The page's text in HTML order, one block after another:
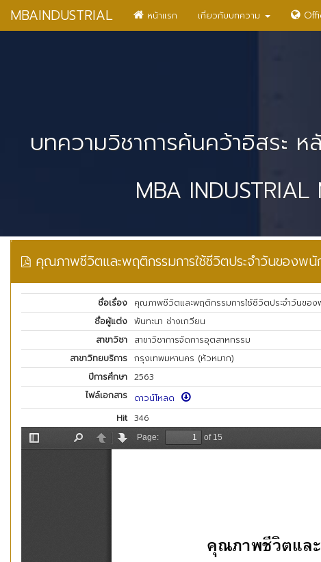
MBAINDUSTRIAL หน้าแรก เกี่ยวกับบทความ
บทความวิชาการค้นคว้าอิสระ
MBA
คุณภาพชีวิตและพฤติกรรมการใช้ชีวิตประจำวันของพ
ชื่อเรื่อง
คุณภาพชีวิตและพฤติกรรมการใช้ชีวิตประจำวันขอ
ชื่อผู้แต่ง พันทะนา ช่างเกวียน
สาขาวิชา
สาขาวิชาการจัดการอุตสาหกรรม
สาขาวิทยบริการ กรุงเทพมหานคร (หัวหมาก)
ปีการศึกษา 2563
ไฟล์เอกสาร
ดาวน์โหลด
Hit 346